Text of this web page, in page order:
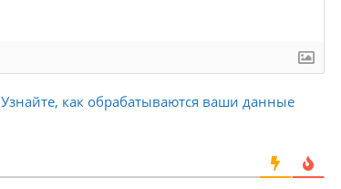
Узнайте, как обрабатываются ваши данные